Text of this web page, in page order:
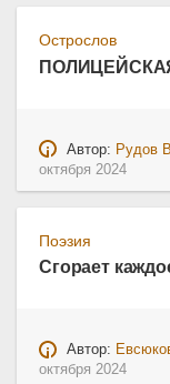
Острослов
Автор: Рудов
октября 2024
Поэзия
Сгорает
Автор:
октября 2024